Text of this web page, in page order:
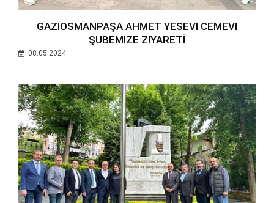
GAZIOSMANPAŞA AHMET YESEVI CEMEVI
ŞUBEMIZE ZIYARETİ
08.05.2024